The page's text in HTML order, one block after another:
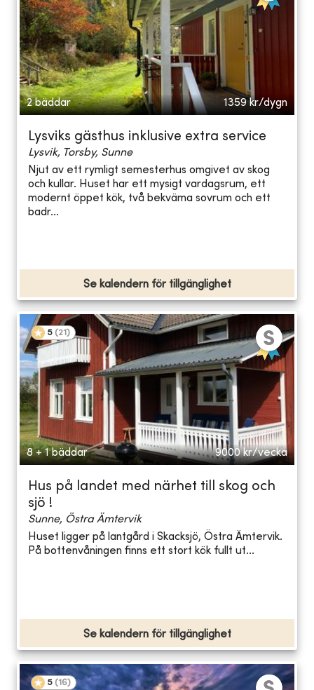
2 bäddar 1359 kr/dygn
Lysviks gästhus inklusive extra service
Lysvik, Torsby, Sunne
Njut av ett rymligt semesterhus omgivet av skog
och kullar. Huset har ett mysigt vardagsrum, ett
modernt öppet kök, två bekväma sovrum och ett
badr...
Se kalendern för tillgänglighet
5 (21 )
8 + 1 bäddar 9000 kr/vecka
Hus på landet med närhet till skog och
sjö !
Sunne, Östra Ämtervik
Huset ligger på lantgård i Skacksjö, Östra Ämtervik.
På bottenvåningen finns ett stort kök fullt ut...
Se kalendern för tillgänglighet
5 (16)